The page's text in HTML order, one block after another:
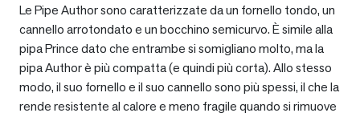
Le Pipe Author sono caratterizzate da un fornello tondo, un
cannello arrotondato e un bocchino semicurvo. È simile alla
pipa Prince dato che entrambe si somigliano molto, ma la
pipa Author è più compatta (e quindi più corta). Allo stesso
modo, il suo fornello e il suo cannello sono più spessi, il che la
rende resistente al calore e meno fragile quando si rimuove